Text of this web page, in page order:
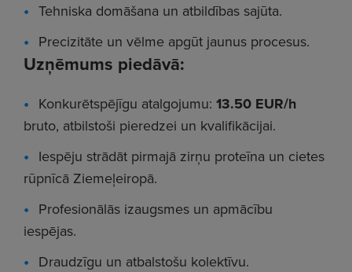
Tehniska domāšana un atbildības sajūta.
Precizitāte un vēlme apgūt jaunus procesus.
Uzņēmums piedāvā:
Konkurētspējīgu atalgojumu: 13.50 EUR/h
bruto, atbilstoši pieredzei un kvalifikācijai.
Iespēju strādāt pirmajā zirņu proteīna un cietes
rūpnīcā Ziemeļeiropā.
Profesionālās izaugsmes un apmācību
iespējas.
Draudzīgu un atbalstošu kolektīvu.